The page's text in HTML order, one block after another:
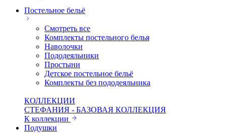
Постельное бельё
Смотреть все
Комплекты постельного белья
Наволочки
Пододеяльники
Простыни
Детское постельное бельё
Комплекты без пододеяльника
КОЛЛЕКЦИИ
СТЕФАНИЯ - БАЗОВАЯ КОЛЛЕКЦИЯ
К коллекции
Подушки